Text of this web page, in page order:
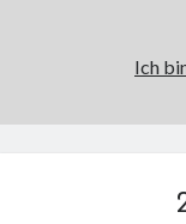
Ich